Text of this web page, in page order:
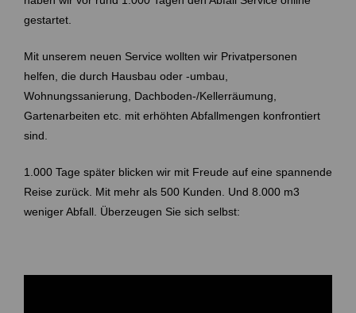
gestartet.
Mit unserem neuen Service wollten wir Privatpersonen
helfen, die durch Hausbau oder -umbau,
Wohnungssanierung, Dachboden-/Kellerräumung,
Gartenarbeiten etc. mit erhöhten Abfallmengen konfrontiert
sind.
1.000 Tage später blicken wir mit Freude auf eine spannende
Reise zurück. Mit mehr als 500 Kunden. Und 8.000 m3
weniger Abfall. Überzeugen Sie sich selbst: